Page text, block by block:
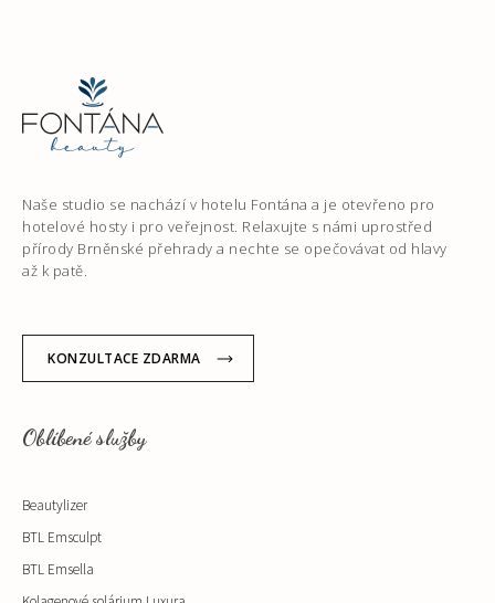
Naše studio se nachází v hotelu Fontána a je otevřeno pro
hotelové hosty i pro veřejnost. Relaxujte s námi uprostřed
přírody Brněnské přehrady a nechte se opečovávat od hlavy
až k patě.
KONZULTACE ZDARMA
Oblíbené služby
Beautylizer
BTL Emsculpt
BTL Emsella